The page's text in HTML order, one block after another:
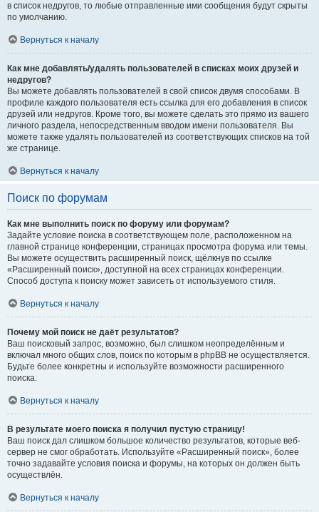
в список недругов, то любые отправленные ими сообщения будут скрыты
по умолчанию.
Вернуться к началу
Как мне добавлять/удалять пользователей в списках моих друзей и
недругов?
Вы можете добавлять пользователей в свой список двумя способами. В
профиле каждого пользователя есть ссылка для его добавления в список
друзей или недругов. Кроме того, вы можете сделать это прямо из вашего
личного раздела, непосредственным вводом имени пользователя. Вы
можете также удалять пользователей из соответствующих списков на той
же странице.
Вернуться к началу
Поиск по форумам
Как мне выполнить поиск по форуму или форумам?
Задайте условие поиска в соответствующем поле, расположенном на
главной странице конференции, страницах просмотра форума или темы.
Вы можете осуществить расширенный поиск, щёлкнув по ссылке
«Расширенный поиск», доступной на всех страницах конференции.
Способ доступа к поиску может зависеть от используемого стиля.
Вернуться к началу
Почему мой поиск не даёт результатов?
Ваш поисковый запрос, возможно, был слишком неопределённым и
включал много общих слов, поиск по которым в phpBB не осуществляется.
Будьте более конкретны и используйте возможности расширенного
поиска.
Вернуться к началу
В результате моего поиска я получил пустую страницу!
Ваш поиск дал слишком большое количество результатов, которые веб-
сервер не смог обработать. Используйте «Расширенный поиск», более
точно задавайте условия поиска и форумы, на которых он должен быть
осуществлён.
Вернуться к началу